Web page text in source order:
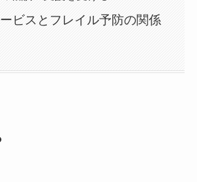
ビスとフレイル予防の関係